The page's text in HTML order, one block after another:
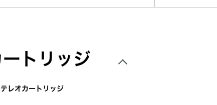
トリッジ
レオカートリッジ